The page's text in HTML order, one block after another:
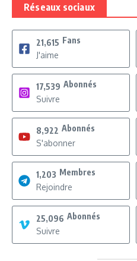
Réseaux sociaux
21,615 Fans
J'aime
17,539 Abonnés
Suivre
8,922 Abonnés
S'abonner
1,203 Membres
Rejoindre
25,096 Abonnés
Suivre